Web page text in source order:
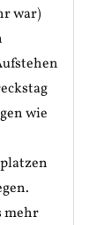
war)
wie
mehr